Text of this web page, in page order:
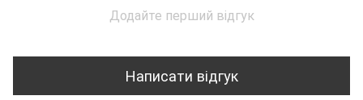
Додайте перший відгук
Написати відгук